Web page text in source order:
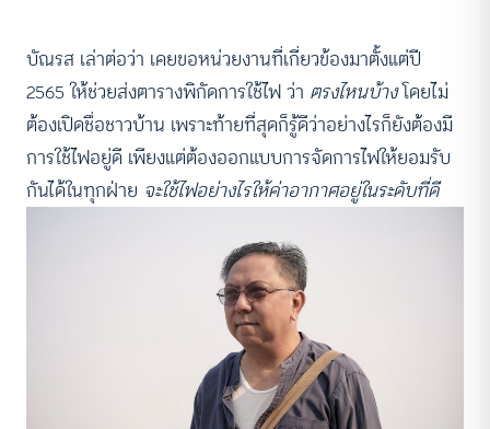
บัณรส เล่าต่อว่า เคยขอหน่วยงานที่เกี่ยวข้องมาตั้งแต่ปี
2565 ให้ช่วยส่งตารางพิกัดการใช้ไฟ ว่า ตรงไหนบ้างโดยไม่
ต้องเปิดชื่อชาวบ้าน เพราะท้ายที่สุดก็รู้ดีว่าอย่างไรก็ยังต้องมี
การใช้ไฟอยู่ดี เพียงแต่ต้องออกแบบการจัดการไฟให้ยอมรับ
กันได้ในทุกฝ่าย จะใช้ไฟอย่างไรให้ค่าอากาศอยู่ในระดับที่ดี